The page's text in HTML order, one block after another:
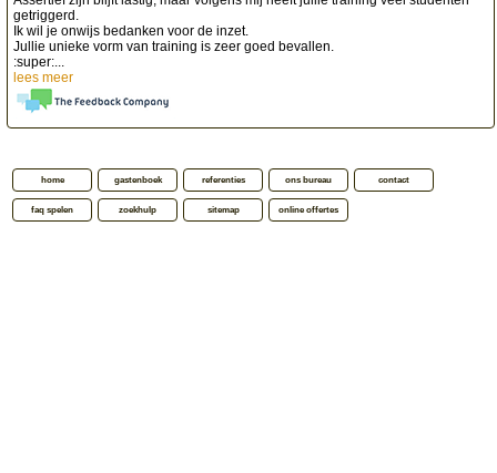
getriggerd.
Ik wil je onwijs bedanken voor de inzet.
Jullie unieke vorm van training is zeer goed bevallen.
:super:...
lees meer
home gastenboek referenties ons bureau contact
faq spelen zoekhulp sitemap online offertes